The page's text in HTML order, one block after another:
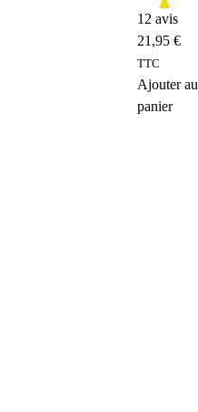
12 avis
21,95 €
TTC
Ajouter au
panier